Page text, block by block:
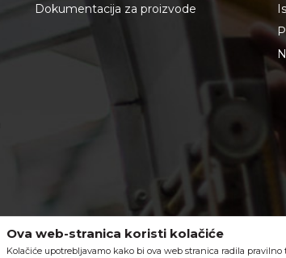
Dokumentacija za proizvode
Ova web-stranica koristi kolačiće
Kolačiće upotrebljavamo kako bi ova web stranica radila